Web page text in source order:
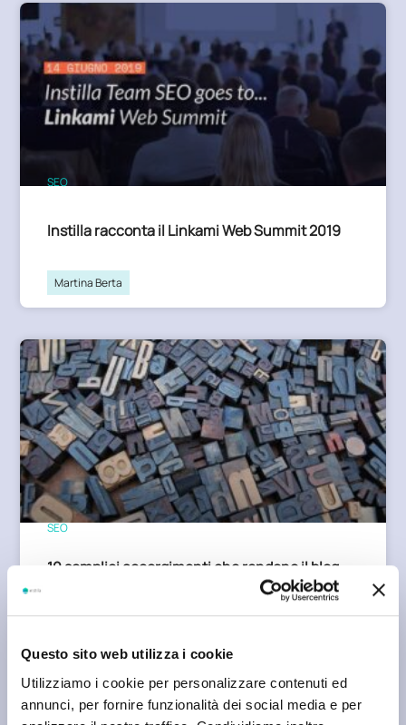
Questo sito web utilizza i cookie
Utilizziamo i cookie per personalizzare contenuti ed
annunci, per fornire funzionalità dei social media e per
SEO
Instilla racconta il Linkami Web Summit 2019
Martina Berta
SEO
10 semplici accorgimenti che rendono il blog